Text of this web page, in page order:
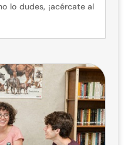
lo dudes, ¡acércate al